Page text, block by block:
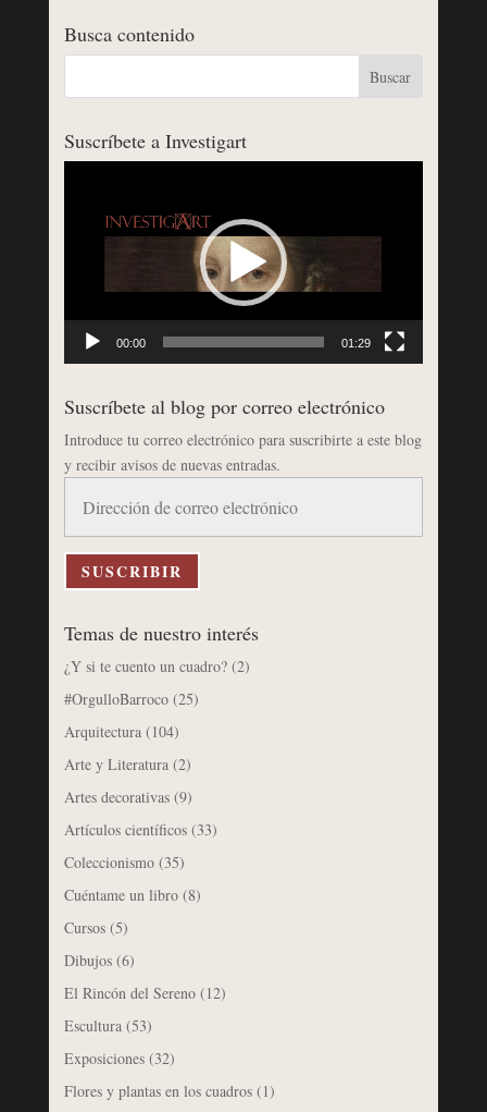
Busca contenido
Suscríbete a Investigart
00:00 01:29
Suscríbete al blog por correo electrónico
Introduce tu correo electrónico para suscribirte a este blog
y recibir avisos de nuevas entradas.
correo
electrónico
SUSCRIBIR
Temas de nuestro interés
¿Y si te cuento un cuadro?(2)
#OrgulloBarroco(25)
Arquitectura(104)
Arte y Literatura(2)
Artes decorativas(9)
Artículos científicos(33)
Coleccionismo(35)
Cuéntame un libro(8)
Cursos(5)
Dibujos(6)
El Rincón del Sereno(12)
Escultura(53)
Exposiciones(32)
Flores y plantas en los cuadros(1)